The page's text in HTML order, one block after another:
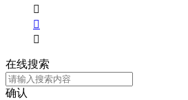



在线搜索
确认